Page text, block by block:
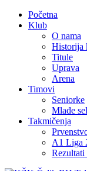
Početna
Klub
O nama
Historija
Titule
Uprava
Arena
Timovi
Seniorke
Mlađe
Takmičenja
A1 Liga
Rezultati